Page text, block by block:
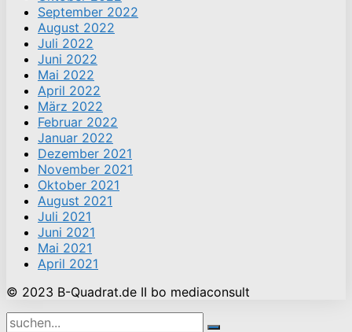
September 2022
August 2022
Juli 2022
Juni 2022
Mai 2022
April 2022
März 2022
Februar 2022
Januar 2022
Dezember 2021
November 2021
Oktober 2021
August 2021
Juli 2021
Juni 2021
Mai 2021
April 2021
© 2023 B-Quadrat.de II bo mediaconsult